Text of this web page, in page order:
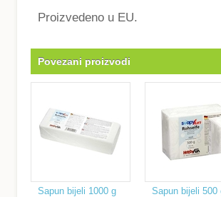
Proizvedeno u EU.
Povezani proizvodi
Sapun bijeli 1000 g
Sapun bijeli 500